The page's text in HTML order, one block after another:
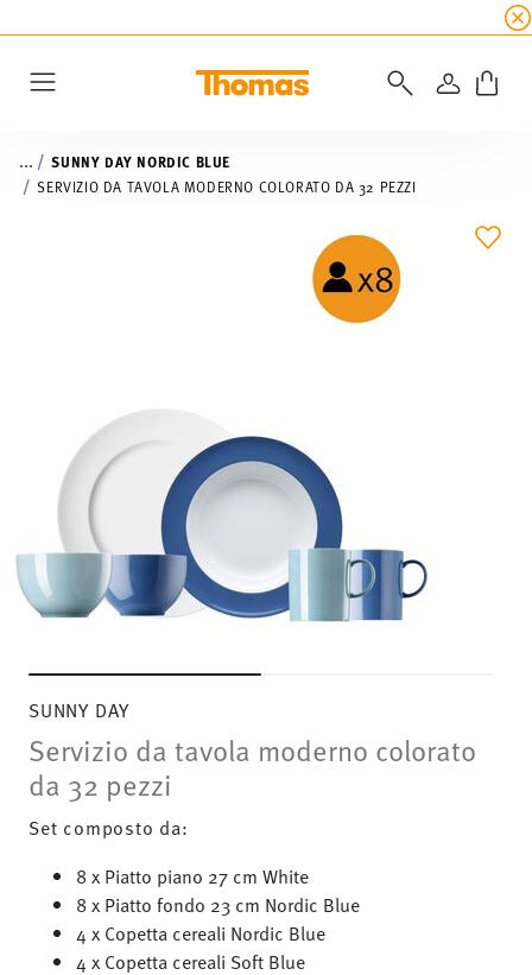
5% di sconto extra! Fino al
ACCEDI
... SUNNY DAY NORDIC BLUE
SERVIZIO DA TAVOLA MODERNO COLORATO DA 32 PEZZI
SUNNY DAY
Servizio da tavola moderno colorato
da 32 pezzi
Set composto da:
8 x Piatto piano 27 cm White
8 x Piatto fondo 23 cm Nordic Blue
4 x Copetta cereali Nordic Blue
4 x Copetta cereali Soft Blue